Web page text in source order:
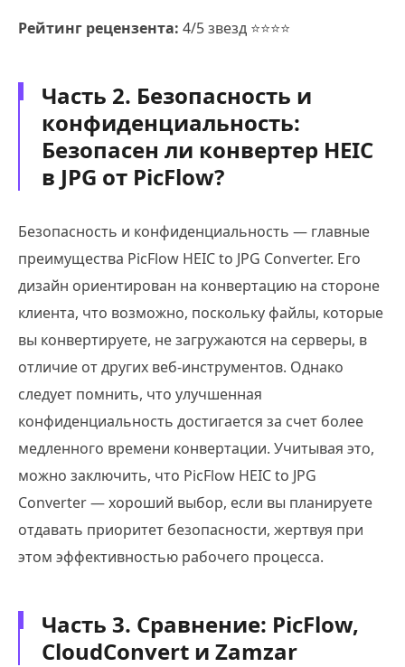
Рейтинг рецензента: 4/5 звезд ⭐⭐⭐⭐
Часть 2. Безопасность и
конфиденциальность:
Безопасен ли конвертер HEIC
в JPG от PicFlow?
Безопасность и конфиденциальность — главные
преимущества PicFlow HEIC to JPG Converter. Его
дизайн ориентирован на конвертацию на стороне
клиента, что возможно, поскольку файлы, которые
вы конвертируете, не загружаются на серверы, в
отличие от других веб-инструментов. Однако
следует помнить, что улучшенная
конфиденциальность достигается за счет более
медленного времени конвертации. Учитывая это,
можно заключить, что PicFlow HEIC to JPG
Converter — хороший выбор, если вы планируете
отдавать приоритет безопасности, жертвуя при
этом эффективностью рабочего процесса.
Часть 3. Сравнение: PicFlow,
CloudConvert и Zamzar